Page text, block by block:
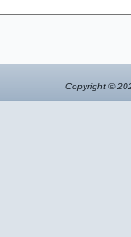
Copyright ©